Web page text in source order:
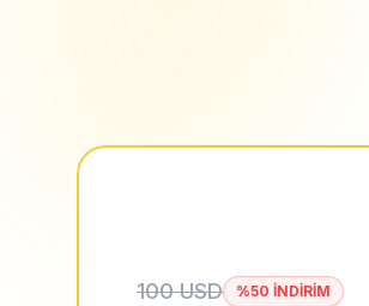
100 USD %50 İNDİRİM